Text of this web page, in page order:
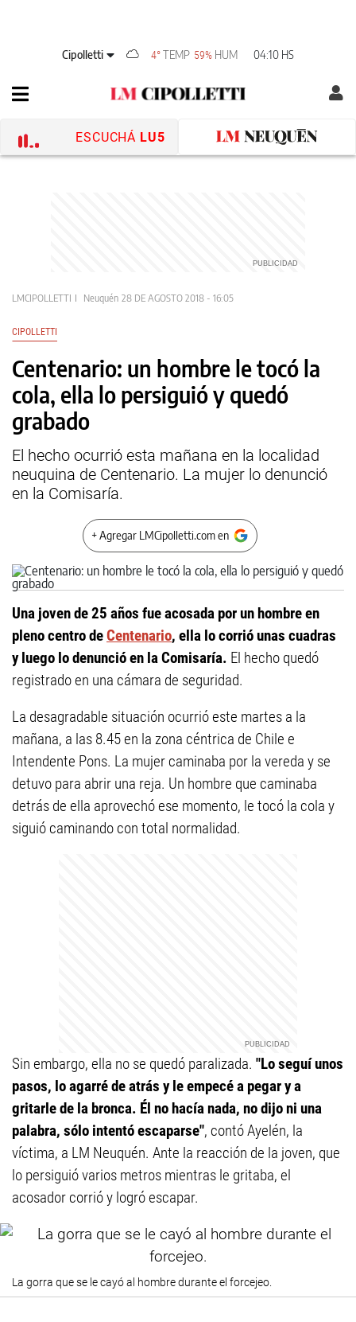
Cipolletti 4°TEMP 59% HUM 04:10 HS
ESCUCHÁ LU5
LMCIPOLLETTI Neuquén 28 DE AGOSTO 2018 - 16:05
CIPOLLETTI
Centenario: un hombre le tocó la
cola, ella lo persiguió y quedó
grabado
El hecho ocurrió esta mañana en la localidad
neuquina de Centenario. La mujer lo denunció
en la Comisaría.
+ Agregar LMCipolletti.com en
Una joven de 25 años fue acosada por un hombre en
pleno centro deCentenario, ella lo corrió unas cuadras
y luego lo denunció en la Comisaría. El hecho quedó
registrado en una cámara de seguridad.
La desagradable situación ocurrió este martes a la
mañana, a las 8.45 en la zona céntrica de Chile e
Intendente Pons. La mujer caminaba por la vereda y se
detuvo para abrir una reja. Un hombre que caminaba
detrás de ella aprovechó ese momento, le tocó la cola y
siguió caminando con total normalidad.
Sin embargo, ella no se quedó paralizada. "Lo seguí unos
pasos, lo agarré de atrás y le empecé a pegar y a
gritarle de la bronca. Él no hacía nada, no dijo ni una
palabra, sólo intentó escaparse", contó Ayelén, la
víctima, a LM Neuquén. Ante la reacción de la joven, que
lo persiguió varios metros mientras le gritaba, el
acosador corrió y logró escapar.
La gorra que se le cayó al hombre durante el forcejeo.